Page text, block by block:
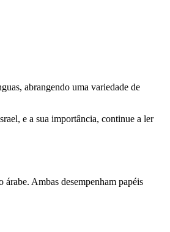
abrangendo uma variedade de
e a sua importância, continue a ler
Ambas desempenham papéis